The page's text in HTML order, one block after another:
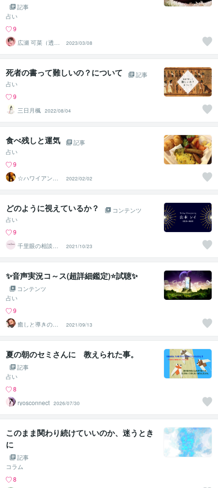
記事
占い
9
広瀬 可菜（透視
タロット⭐占い
師）
2023/03/08
死者の書って難しいの？について
記事
占い
9
三日月楓 2022/08/04
食べ残しと運気
記事
占い
9
☆ハワイアンス
ピリチュル☆～
ハナイノウエ
2022/02/02
どのように視えているか？
コンテンツ
占い
9
千里眼の相談
役 山本
2021/10/23
✨音声実況コ～ス(超詳細鑑定)⭐試聴✨
コンテンツ
占い
9
癒しと導きのリ
シ✨チャンネル
2021/09/13
夏の朝のセミさんに 教えられた事。
記事
占い
8
ryosconnect 2026/07/30
このまま関わり続けていいのか、迷うとき
に
記事
コラム
8